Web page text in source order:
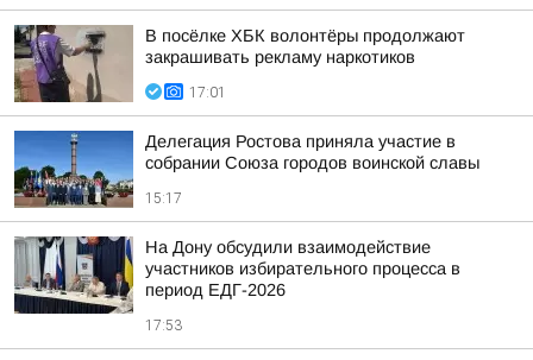
В посёлке ХБК волонтёры продолжают
закрашивать рекламу наркотиков
17:01
Делегация Ростова приняла участие в
собрании Союза городов воинской славы
15:17
На Дону обсудили взаимодействие
участников избирательного процесса в
период ЕДГ-2026
17:53